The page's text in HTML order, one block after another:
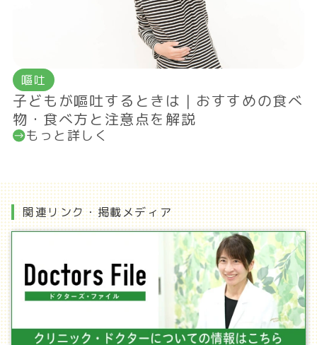
嘔吐
子どもが嘔吐するときは｜おすすめの食べ
物・食べ方と注意点を解説
もっと詳しく
関連リンク・掲載メディア